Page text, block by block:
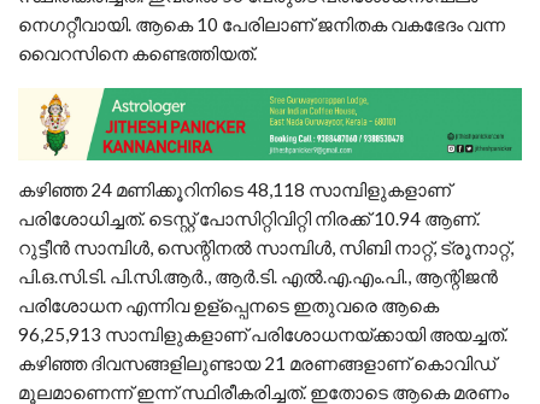
നെഗറ്റീവായി. ആകെ 10 പേരിലാണ് ജനിതക വകഭേദം വന്ന
വൈറസിനെ കണ്ടെത്തിയത്.
കഴിഞ്ഞ 24 മണിക്കൂറിനിടെ 48,118 സാമ്പിളുകളാണ്
പരിശോധിച്ചത്. ടെസ്റ്റ് പോസിറ്റിവിറ്റി നിരക്ക് 10.94 ആണ്.
റുട്ടീന്‍ സാമ്പിള്‍, സെന്റിനല്‍ സാമ്പിള്‍, സിബി നാറ്റ്, ട്രൂനാറ്റ്,
പി.ഒ.സി.ടി. പി.സി.ആര്‍., ആര്‍.ടി. എല്‍.എ.എം.പി., ആന്റിജന്‍
പരിശോധന എന്നിവ ഉള്പ്പെനടെ ഇതുവരെ ആകെ
96,25,913 സാമ്പിളുകളാണ് പരിശോധനയ്ക്കായി അയച്ചത്.
കഴിഞ്ഞ ദിവസങ്ങളിലുണ്ടായ 21 മരണങ്ങളാണ് കൊവിഡ്
മൂലമാണെന്ന് ഇന്ന് സ്ഥിരീകരിച്ചത്. ഇതോടെ ആകെ മരണം